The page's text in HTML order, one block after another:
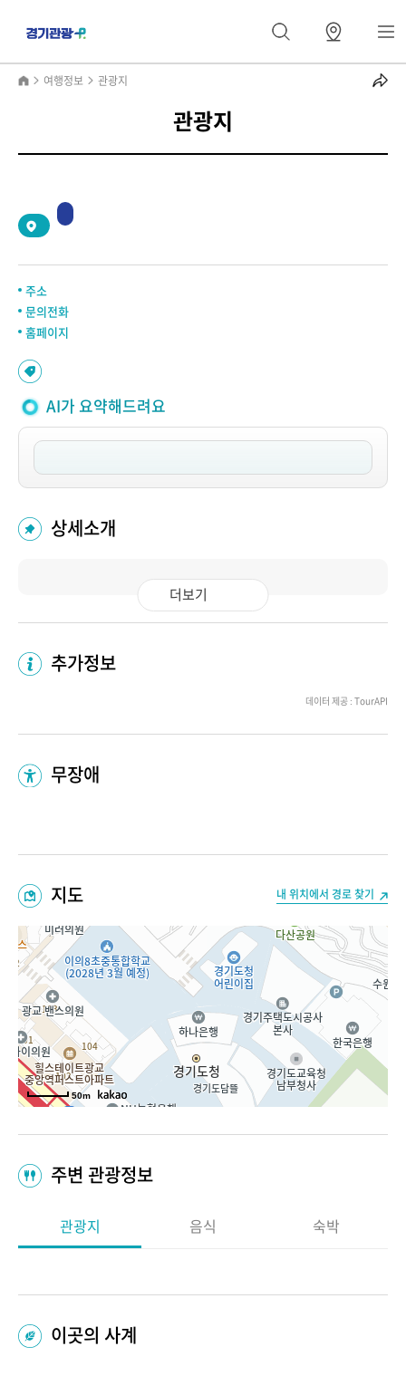
여행정보 관광지
관광지
주소
문의전화
홈페이지
AI가 요약해드려요
상세소개
더보기
추가정보
데이터 제공 : TourAPI
무장애
지도 내 위치에서 경로 찾기
50m
주변 관광정보
관광지 음식 숙박
이곳의 사계